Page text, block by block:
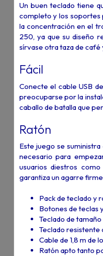
Un buen teclado tiene
completo y los soportes
la concentración en el
250, ya que su diseño
sírvase otra taza de café
Fácil
Conecte el cable USB
preocuparse por la
caballo de batalla que
Ratón
Este juego se
necesario para
usuarios diestros
garantiza un agarre
Pack de teclado y
Botones de teclas
Teclado de
Teclado resistente
Cable de 1,8 m de
Ratón apto tanto